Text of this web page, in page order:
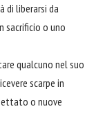
di liberarsi da
sacrificio o uno
qualcuno nel suo
scarpe in
o nuove